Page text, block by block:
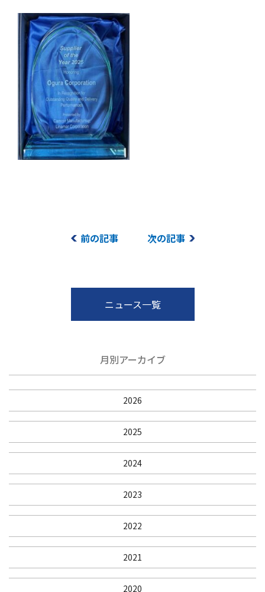
前の記事 次の記事
ニュース一覧
月別アーカイブ
2026
2025
2024
2023
2022
2021
2020